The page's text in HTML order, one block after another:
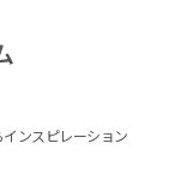
インスピレーション